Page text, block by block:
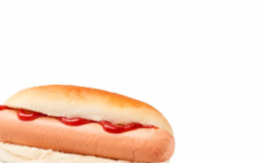
HARRY STYLES: TOGETHER, TOGETHER